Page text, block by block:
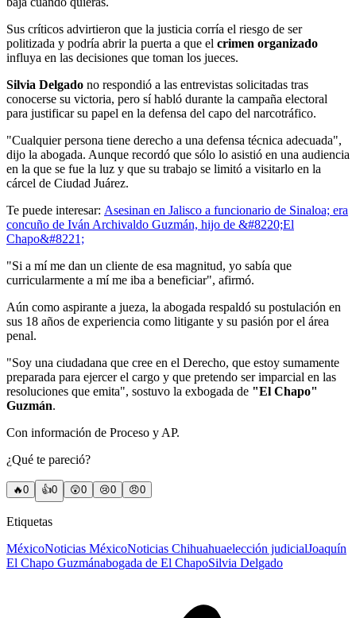
Sus críticos advirtieron que la justicia corría el riesgo de ser
politizada y podría abrir la puerta a que el crimen organizado
influya en las decisiones que toman los jueces.
Silvia Delgado no respondió a las entrevistas solicitadas tras
conocerse su victoria, pero sí habló durante la campaña electoral
para justificar su papel en la defensa del capo del narcotráfico.
"Cualquier persona tiene derecho a una defensa técnica adecuada",
dijo la abogada. Aunque recordó que sólo lo asistió en una audiencia
en la que se fue la luz y que su trabajo se limitó a visitarlo en la
cárcel de Ciudad Juárez.
Te puede interesar: Asesinan en Jalisco a funcionario de Sinaloa; era
concuño de Iván Archivaldo Guzmán, hijo de &#8220;El
Chapo&#8221;
"Si a mí me dan un cliente de esa magnitud, yo sabía que
curricularmente a mí me iba a beneficiar", afirmó.
Aún como aspirante a jueza, la abogada respaldó su postulación en
sus 18 años de experiencia como litigante y su pasión por el área
penal.
"Soy una ciudadana que cree en el Derecho, que estoy sumamente
preparada para ejercer el cargo y que pretendo ser imparcial en las
resoluciones que emita", sostuvo la exbogada de "El Chapo"
Guzmán.
Con información de Proceso y AP.
¿Qué te pareció?
🔥0 👍0 😲0 😢0 😠0
Etiquetas
MéxicoNoticias MéxicoNoticias Chihuahuaelección judicialJoaquín
El Chapo Guzmánabogada de El ChapoSilvia Delgado